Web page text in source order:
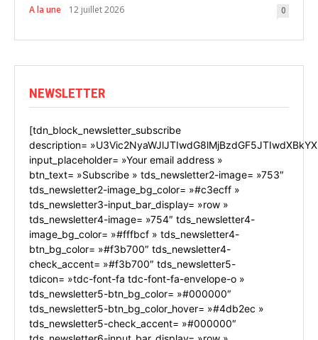
A la une 12 juillet 2026 0
NEWSLETTER
[tdn_block_newsletter_subscribe
description=
input_placeholder= »Your email address »
btn_text= »Subscribe » tds_newsletter2-image= »753″
tds_newsletter2-image_bg_color= »#c3ecff »
tds_newsletter3-input_bar_display= »row »
tds_newsletter4-image= »754″ tds_newsletter4-
image_bg_color= »#fffbcf » tds_newsletter4-
btn_bg_color= »#f3b700″ tds_newsletter4-
check_accent= »#f3b700″ tds_newsletter5-
tdicon= »tdc-font-fa tdc-font-fa-envelope-o »
tds_newsletter5-btn_bg_color= »#000000″
tds_newsletter5-btn_bg_color_hover= »#4db2ec »
tds_newsletter5-check_accent= »#000000″